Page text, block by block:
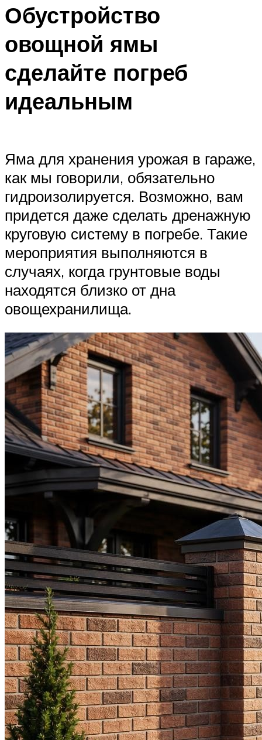
Обустройство
овощной ямы
сделайте погреб
идеальным
Яма для хранения урожая в гараже,
как мы говорили, обязательно
гидроизолируется. Возможно, вам
придется даже сделать дренажную
круговую систему в погребе. Такие
мероприятия выполняются в
случаях, когда грунтовые воды
находятся близко от дна
овощехранилища.